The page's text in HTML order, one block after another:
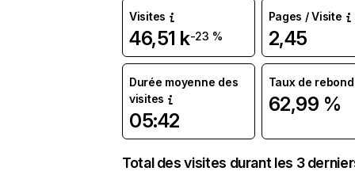
Visites
46,51 k-23 %
Pages / Visite
2,45
Durée moyenne des
visites
05:42
Taux de rebond
62,99 %
Total des visites durant les 3